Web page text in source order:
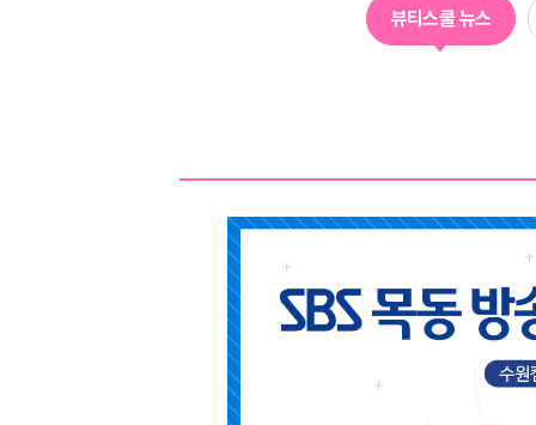
제휴협력사
뷰티스쿨 뉴스